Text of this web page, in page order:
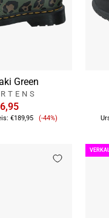
Green
€189,95 Verkaufspreis
(-44%)